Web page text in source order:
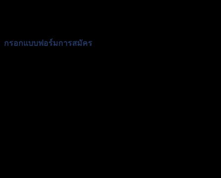
กรอกแบบฟอร์มการสมัคร